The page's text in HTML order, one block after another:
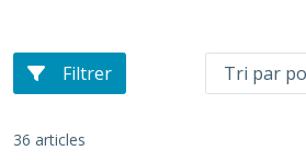
Filtrer
36 articles